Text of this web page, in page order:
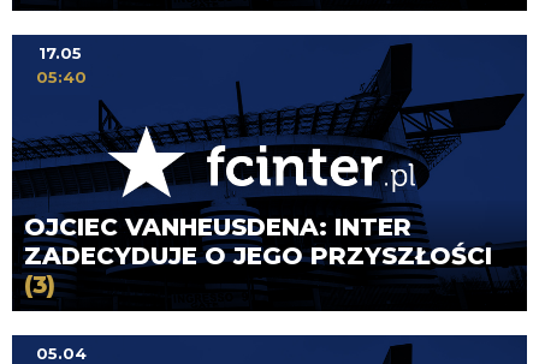
OJCIEC VANHEUSDENA: INTER
ZADECYDUJE O JEGO PRZYSZŁOŚCI
(3)
17.05
05:40
05.04